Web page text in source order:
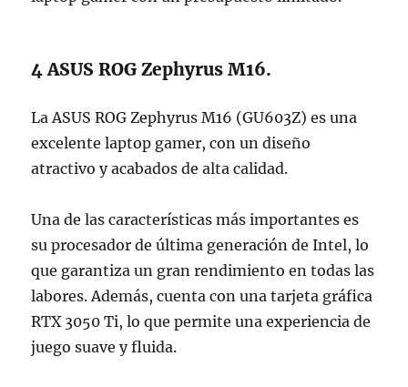
4 ASUS ROG Zephyrus M16.
La ASUS ROG Zephyrus M16 (GU603Z) es una
excelente laptop gamer, con un diseño
atractivo y acabados de alta calidad.
Una de las características más importantes es
su procesador de última generación de Intel, lo
que garantiza un gran rendimiento en todas las
labores. Además, cuenta con una tarjeta gráfica
RTX 3050 Ti, lo que permite una experiencia de
juego suave y fluida.